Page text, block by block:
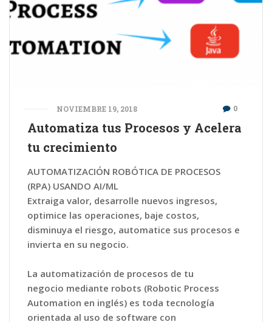
NOVIEMBRE 19, 2018 0
Automatiza tus Procesos y Acelera
tu crecimiento
AUTOMATIZACIÓN ROBÓTICA DE PROCESOS
(RPA) USANDO AI/ML
Extraiga valor, desarrolle nuevos ingresos,
optimice las operaciones, baje costos,
disminuya el riesgo, automatice sus procesos e
invierta en su negocio.
La automatización de procesos de tu
negocio mediante robots (Robotic Process
Automation en inglés) es toda tecnología
orientada al uso de software con